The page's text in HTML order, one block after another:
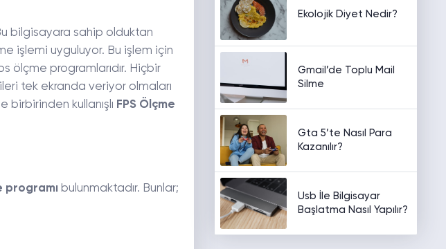
bilgisayara sahip olduktan
işlemi uyguluyor. Bu işlem için
ölçme programlarıdır. Hiçbir
tek ekranda veriyor olmaları
birbirinden kullanışlı FPS Ölçme
programıbulunmaktadır. Bunlar;
Ekolojik Diyet Nedir?
Gmail’de Toplu Mail
Silme
Gta 5’te Nasıl Para
Kazanılır?
Usb İle Bilgisayar
Başlatma Nasıl Yapılır?